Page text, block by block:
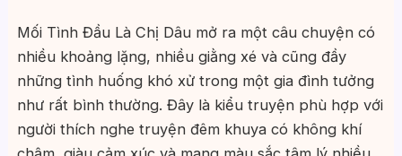
Mối Tình Đầu Là Chị Dâu mở ra một câu chuyện có
nhiều khoảng lặng, nhiều giằng xé và cũng đầy
những tình huống khó xử trong một gia đình tưởng
như rất bình thường. Đây là kiểu truyện phù hợp với
người thích nghe truyện đêm khuya có không khí